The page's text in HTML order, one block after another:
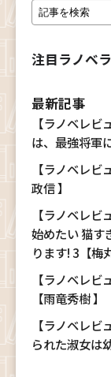
注目ラノベ
最新記事
【ラノベレ
は、最強将軍
【ラノベレ
政信 】
【ラノベレ
始めたい 猫す
ります! 3【梅
【ラノベレ
【雨竜秀樹 】
【ラノベレ
られた淑女は